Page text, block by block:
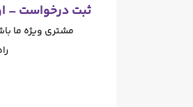
ثبت درخواست –
مشتری ویژه ما